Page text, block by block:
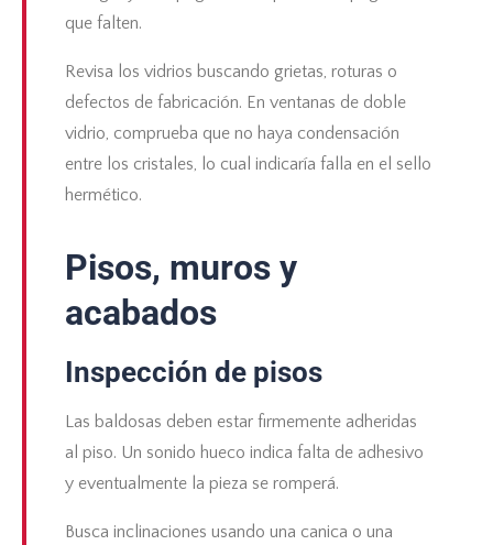
que falten.
Revisa los vidrios buscando grietas, roturas o
defectos de fabricación. En ventanas de doble
vidrio, comprueba que no haya condensación
entre los cristales, lo cual indicaría falla en el sello
hermético.
Pisos, muros y
acabados
Inspección de pisos
Las baldosas deben estar firmemente adheridas
al piso. Un sonido hueco indica falta de adhesivo
y eventualmente la pieza se romperá.
Busca inclinaciones usando una canica o una